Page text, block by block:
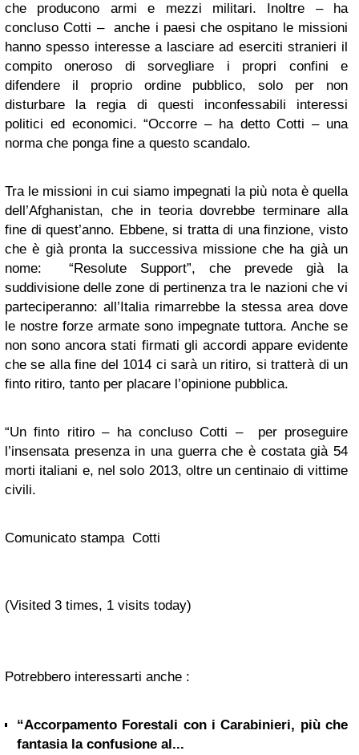
che producono armi e mezzi militari. Inoltre – ha
concluso Cotti – anche i paesi che ospitano le missioni
hanno spesso interesse a lasciare ad eserciti stranieri il
compito oneroso di sorvegliare i propri confini e
difendere il proprio ordine pubblico, solo per non
disturbare la regia di questi inconfessabili interessi
politici ed economici. “Occorre – ha detto Cotti – una
norma che ponga fine a questo scandalo.
Tra le missioni in cui siamo impegnati la più nota è quella
dell’Afghanistan, che in teoria dovrebbe terminare alla
fine di quest’anno. Ebbene, si tratta di una finzione, visto
che è già pronta la successiva missione che ha già un
nome: “Resolute Support”, che prevede già la
suddivisione delle zone di pertinenza tra le nazioni che vi
parteciperanno: all’Italia rimarrebbe la stessa area dove
le nostre forze armate sono impegnate tuttora. Anche se
non sono ancora stati firmati gli accordi appare evidente
che se alla fine del 1014 ci sarà un ritiro, si tratterà di un
finto ritiro, tanto per placare l’opinione pubblica.
“Un finto ritiro – ha concluso Cotti – per proseguire
l’insensata presenza in una guerra che è costata già 54
morti italiani e, nel solo 2013, oltre un centinaio di vittime
civili.
Comunicato stampa Cotti
(Visited 3 times, 1 visits today)
Potrebbero interessarti anche :
“Accorpamento Forestali con i Carabinieri, più che
fantasia la confusione al...